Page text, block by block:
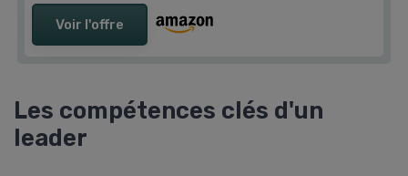
Voir l'offre
Les compétences clés d'un
leader